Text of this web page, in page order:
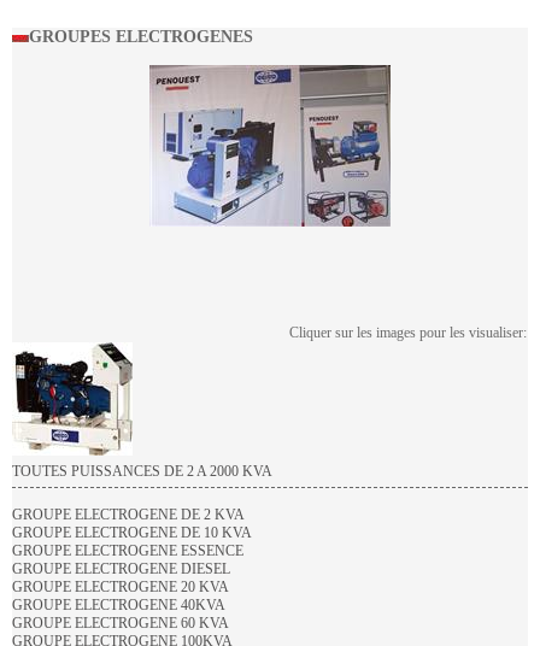
GROUPES ELECTROGENES
Cliquer sur les images pour les visualiser:
TOUTES PUISSANCES DE 2 A 2000 KVA
GROUPE ELECTROGENE DE 2 KVA
GROUPE ELECTROGENE DE 10 KVA
GROUPE ELECTROGENE ESSENCE
GROUPE ELECTROGENE DIESEL
GROUPE ELECTROGENE 20 KVA
GROUPE ELECTROGENE 40KVA
GROUPE ELECTROGENE 60 KVA
GROUPE ELECTROGENE 100KVA